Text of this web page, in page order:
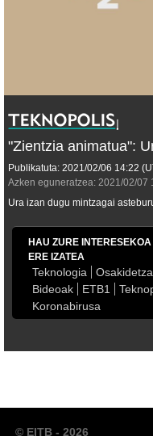
"Zientzia animatua":
Publikatuta: 2021/02/06 14:22
Azken eguneratzea: 2021/02/07
Ura izan dugu mintzagai
HAU ZURE
ERE IZATEA
Teknologia Osakidetza
Bideoak
ETB1
Koronabirusa
© EITB - 2026